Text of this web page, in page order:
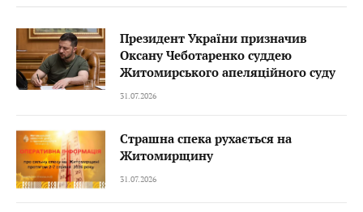
Президент України призначив
Оксану Чеботаренко суддею
Житомирського апеляційного суду
31.07.2026
Страшна спека рухається на
Житомирщину
31.07.2026